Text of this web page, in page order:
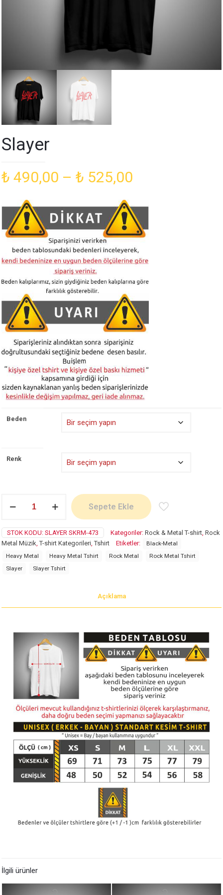
Slayer
₺ 490,00 – ₺ 525,00
₺ 490,00
-
₺ 525,00
Beden
Renk
adet
Sepete Ekle
STOK KODU: SLAYER SKRM-473 Kategoriler: Rock & Metal T-shirt Rock
Metal Müzik ,T-shirt Kategorileri ,Tshirt Etiketler:
Black-Metal
Heavy Metal
Heavy Metal Tshirt Rock Metal
Rock Metal Tshirt
Slayer
Slayer Tshirt
Açıklama
İlgili ürünler